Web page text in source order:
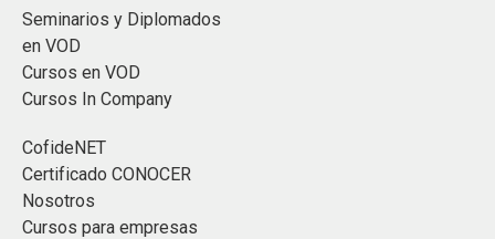
existentes para aplicar, en el ejercicio profesional, los
objetivos, principios y fundamentos éticos que rigen la
profesión contable en cuatro ámbitos:
contabilidad.
Aplicación a quienes ejercen la profesión de
manera independiente.
Seminarios y Diplomados
en VOD
Cursos en VOD
Cursos In Company
CofideNET
Certificado CONOCER
Nosotros
Cursos para empresas